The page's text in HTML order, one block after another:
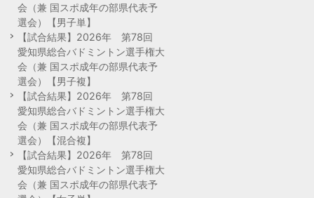
会（兼 国スポ成年の部県代表予
選会）【男子単】
【試合結果】2026年 第78回
愛知県総合バドミントン選手権大
会（兼 国スポ成年の部県代表予
選会）【男子複】
【試合結果】2026年 第78回
愛知県総合バドミントン選手権大
会（兼 国スポ成年の部県代表予
選会）【混合複】
【試合結果】2026年 第78回
愛知県総合バドミントン選手権大
会（兼 国スポ成年の部県代表予